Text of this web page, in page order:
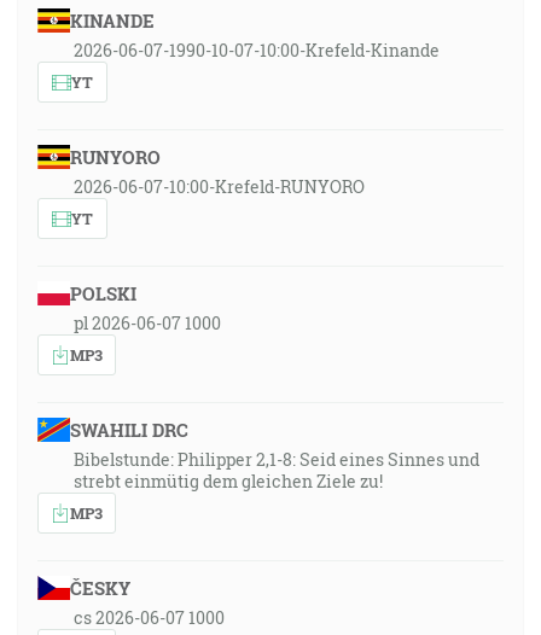
KINANDE
2026-06-07-1990-10-07-10:00-Krefeld-Kinande
YT
RUNYORO
2026-06-07-10:00-Krefeld-RUNYORO
YT
POLSKI
pl 2026-06-07 1000
MP3
SWAHILI DRC
Bibelstunde: Philipper 2,1-8: Seid eines Sinnes und
strebt einmütig dem gleichen Ziele zu!
MP3
ČESKY
cs 2026-06-07 1000